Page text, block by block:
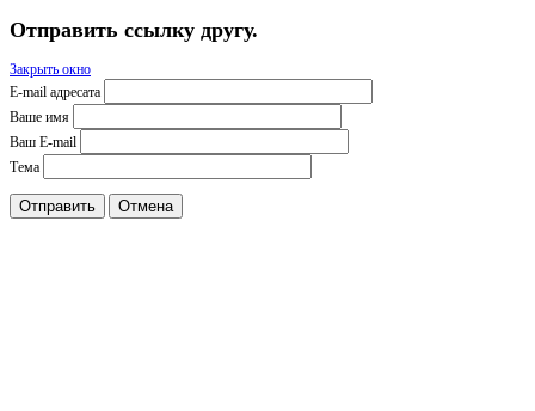
Отправить ссылку другу.
Закрыть окно
E-mail адресата
Ваше имя
Ваш E-mail
Тема
Отправить Отмена